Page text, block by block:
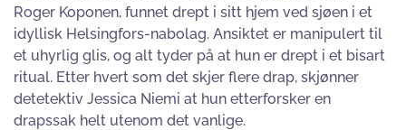
Roger Koponen, funnet drept i sitt hjem ved sjøen i et
idyllisk Helsingfors-nabolag. Ansiktet er manipulert til
et uhyrlig glis, og alt tyder på at hun er drept i et bisart
ritual. Etter hvert som det skjer flere drap, skjønner
detetektiv Jessica Niemi at hun etterforsker en
drapssak helt utenom det vanlige.